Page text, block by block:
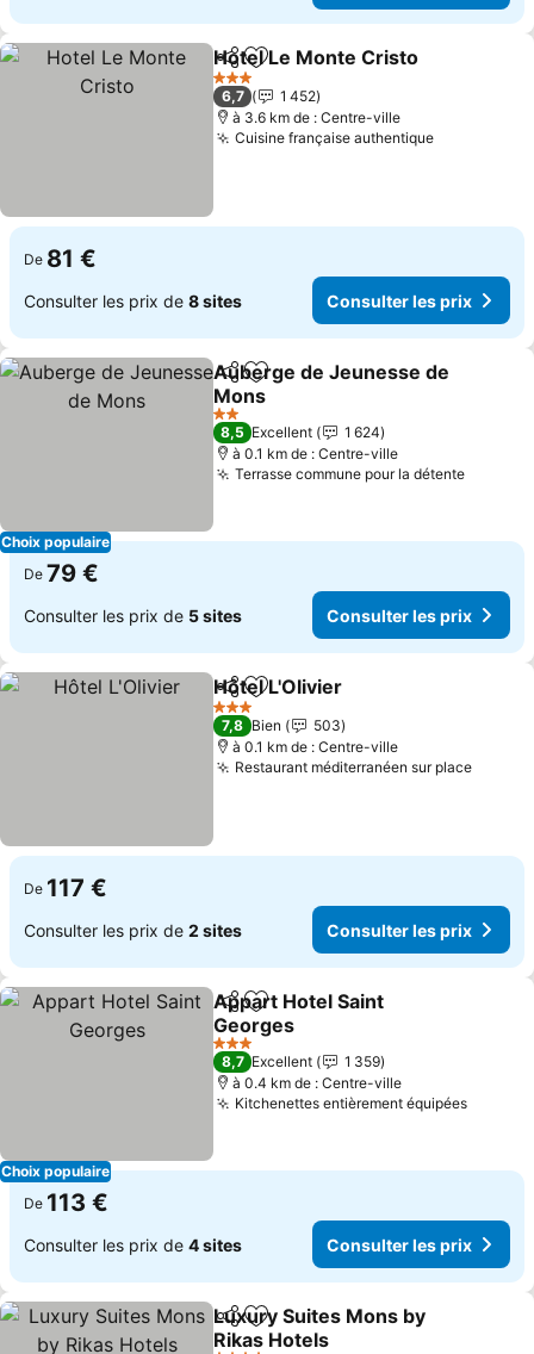
PartagerAjouter à mes favoris
Hotel Le Monte Cristo
3 Étoiles
6,7
1 452
à 3.6 km de : Centre-ville
Cuisine française authentiqueConsulter
De 81 €
Consulter les prix de 8 sites Consulter les prix
Choix populaire
PartagerAjouter à mes favoris
Auberge de Jeunesse de
Mons
Consulter les prix
2 Étoiles
8,5 Excellent
1 624
à 0.1 km de : Centre-ville
Terrasse commune pour la détente
De 79 €
Consulter les prix de 5 sites Consulter les prix
PartagerAjouter à mes favoris
Hôtel L'Olivier
3 Étoiles
7,8 Bien
503
à 0.1 km de : Centre-ville
Restaurant méditerranéen sur place
De 117 €
Consulter les prix de 2 sites Consulter les prix
Choix populaire
PartagerAjouter à mes favoris
Appart Hotel Saint
Georges
Consulter les prix
3 Étoiles
8,7 Excellent
1 359
à 0.4 km de : Centre-ville
Kitchenettes entièrement équipées
De 113 €
Consulter les prix de 4 sites Consulter les prix
PartagerAjouter à mes favoris
Luxury Suites Mons by
Rikas Hotels